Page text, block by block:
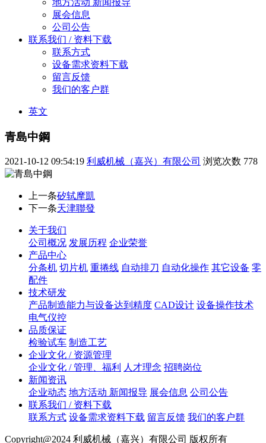
展会信息
公司公告
联系我们 / 资料下载
联系方式
设备需求资料下载
留言反馈
我们的客户群
英文
青島中鋼
2021-10-12 09:54:19 利威机械（嘉兴）有限公司 浏览次数 778
上一条矽轼摩凱
下一条天津聯發
关于我们
公司概况 发展历程 企业荣誉
产品中心
分条机 切片机 重捲线 自动排刀 自动化操作 其它设备 零
配件
技术研发
产品制造能力与设备达到精度 CAD设计 设备操作技术
电气仪控
品质保证
检验试车 制造工艺
企业文化 / 资源管理
企业文化 / 管理、福利
人才理念 招聘岗位
新闻资讯
企业动态 地方活动 新闻报导 展会信息 公司公告
联系我们 / 资料下载
联系方式 设备需求资料下载 留言反馈 我们的客户群
Copyright@2024 利威机械（嘉兴）有限公司 版权所有